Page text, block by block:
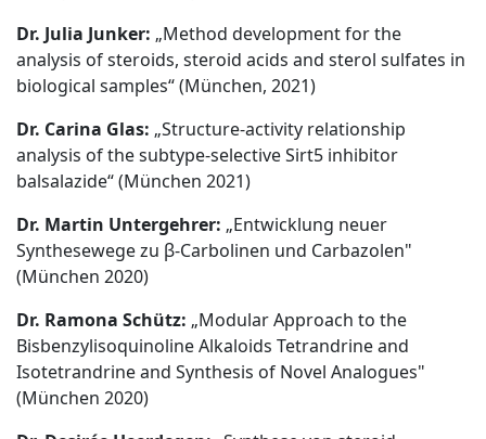
Dr. Julia Junker: „Method development for the
analysis of steroids, steroid acids and sterol sulfates in
biological samples“ (München, 2021)
Dr. Carina Glas: „Structure-activity relationship
analysis of the subtype-selective Sirt5 inhibitor
balsalazide“ (München 2021)
Dr. Martin Untergehrer: „Entwicklung neuer
Synthesewege zu β-Carbolinen und Carbazolen"
(München 2020)
Dr. Ramona Schütz: „Modular Approach to the
Bisbenzylisoquinoline Alkaloids Tetrandrine and
Isotetrandrine and Synthesis of Novel Analogues"
(München 2020)